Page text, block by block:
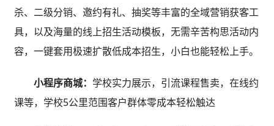
杀、二级分销、邀约有礼、抽奖等丰富的全域营销获客工
具，以及海量的线上招生活动模板，无需辛苦构思活动内
容，一键套用极速扩散低成本招生，小白也能轻松上手。
小程序商城： 学校实力展示，引流课程售卖，在线约
课等，学校5公里范围客户群体零成本轻松触达